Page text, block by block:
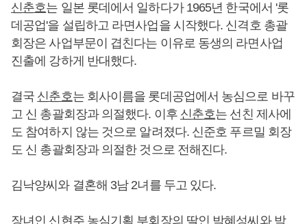
신춘호는 일본 롯데에서 일하다가 1965년 한국에서 '롯
데공업'을 설립하고 라면사업을 시작했다. 신격호 총괄
회장은 사업부문이 겹친다는 이유로 동생의 라면사업
진출에 강하게 반대했다.
결국 신춘호는 회사이름을 롯데공업에서 농심으로 바꾸
고 신 총괄회장과 의절했다. 이후 신춘호는 선친 제사에
도 참여하지 않는 것으로 알려졌다. 신준호 푸르밀 회장
도 신 총괄회장과 의절한 것으로 전해진다.
김낙양씨와 결혼해 3남 2녀를 두고 있다.
장녀인 신현주 농심기획 부회장의 딸인 박혜성씨와 박